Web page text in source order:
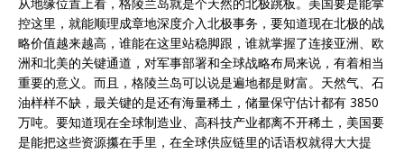
控这里，就能顺理成章地深度介入北极事务，要知道现在北极的战
略价值越来越高，谁能在这里站稳脚跟，谁就掌握了连接亚洲、欧
洲和北美的关键通道，对军事部署和全球战略布局来说，有着相当
重要的意义。而且，格陵兰岛可以说是遍地都是财富。天然气、石
油样样不缺，最关键的是还有海量稀土，储量保守估计都有 3850
万吨。要知道现在全球制造业、高科技产业都离不开稀土，美国要
是能把这些资源攥在手里，在全球供应链里的话语权就得大大提